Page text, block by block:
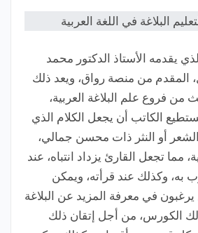
يقدمه الأستاذ الدكتور محمد
من منصة رواق، ويعد ذلك
من فروع علم البلاغة العربية،
الكاتب أن يجعل الكلام الذي
أو النثر ذات محسن جمالي،
مما تجعل القارئ يزداد انتباه، عند
به، وكذلك عند قرأته، ويمكن
يرغبون في معرفة المزيد عن البلاغة
الكورس، من أجل إتقان ذلك